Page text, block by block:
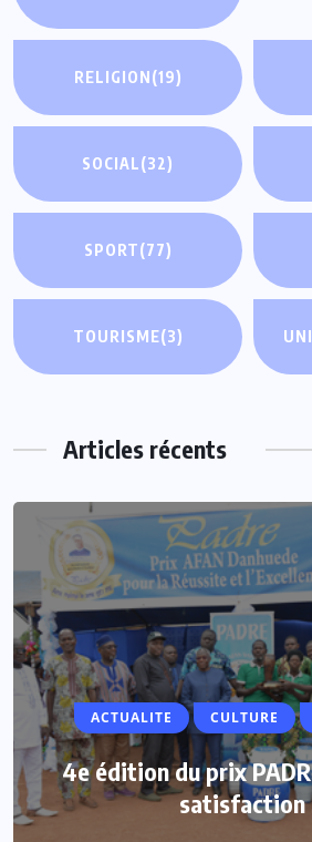
RELIGION(19)
SOCIAL(32)
SPORT(77)
TOURISME(3)
Articles récents
ACTUALITE CULTURE
4e édition du prix
satisfaction
ACTUALITE
Vacances
renforcent leur
populations